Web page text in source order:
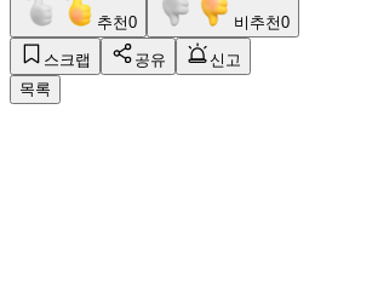
추천0 비추천0
스크랩 공유
신고
목록